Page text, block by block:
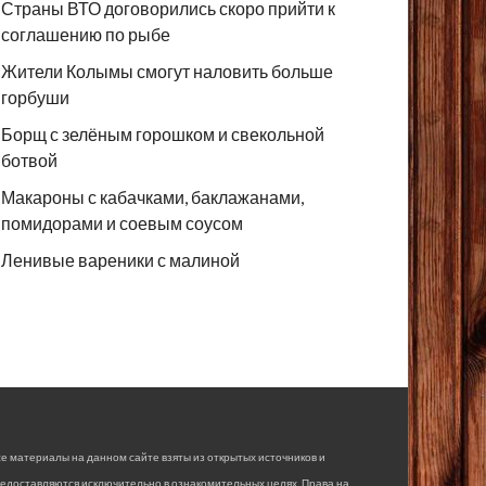
Страны ВТО договорились скоро прийти к
соглашению по рыбе
Жители Колымы смогут наловить больше
горбуши
Борщ с зелёным горошком и свекольной
ботвой
Макароны с кабачками, баклажанами,
помидорами и соевым соусом
Ленивые вареники с малиной
материалы на данном сайте взяты из открытых источников и
исключительно в ознакомительных целях. Права на